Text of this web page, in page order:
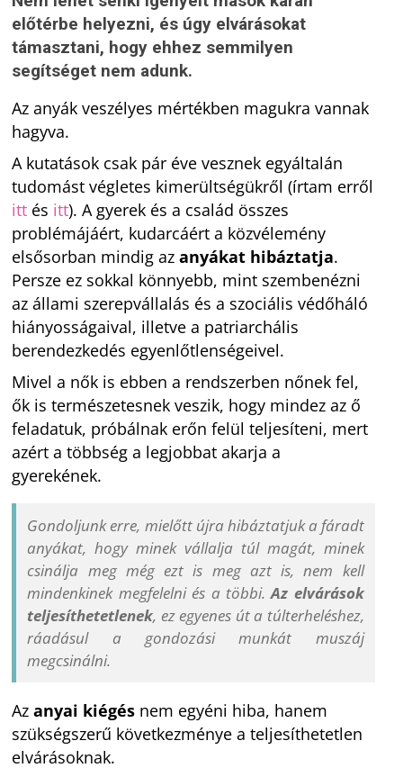
előtérbe helyezni, és úgy elvárásokat
támasztani, hogy ehhez semmilyen
segítséget nem adunk.
Az anyák veszélyes mértékben magukra vannak
hagyva.
A kutatások csak pár éve vesznek egyáltalán
tudomást végletes kimerültségükről (írtam erről
itt és itt). A gyerek és a család összes
problémájáért, kudarcáért a közvélemény
elsősorban mindig azanyákat hibáztatja.
Persze ez sokkal könnyebb, mint szembenézni
az állami szerepvállalás és a szociális védőháló
hiányosságaival, illetve a patriarchális
berendezkedés egyenlőtlenségeivel.
Mivel a nők is ebben a rendszerben nőnek fel,
ők is természetesnek veszik, hogy mindez az ő
feladatuk, próbálnak erőn felül teljesíteni, mert
azért a többség a legjobbat akarja a
gyerekének.
Gondoljunk erre, mielőtt újra hibáztatjuk a fáradt
anyákat, hogy minek vállalja túl magát, minek
csinálja meg még ezt is meg azt is, nem kell
mindenkinek megfelelni és a többi.Az elvárások
teljesíthetetlenek, ez egyenes út a túlterheléshez,
ráadásul a gondozási munkát muszáj
megcsinálni.
Azanyai kiégés nem egyéni hiba, hanem
szükségszerű következménye a teljesíthetetlen
elvárásoknak.